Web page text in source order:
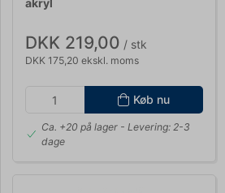
DKK 219,00 / stk
DKK 175,20 ekskl. moms
Køb nu
Ca. +20 på lager- Levering: 2-3
dage